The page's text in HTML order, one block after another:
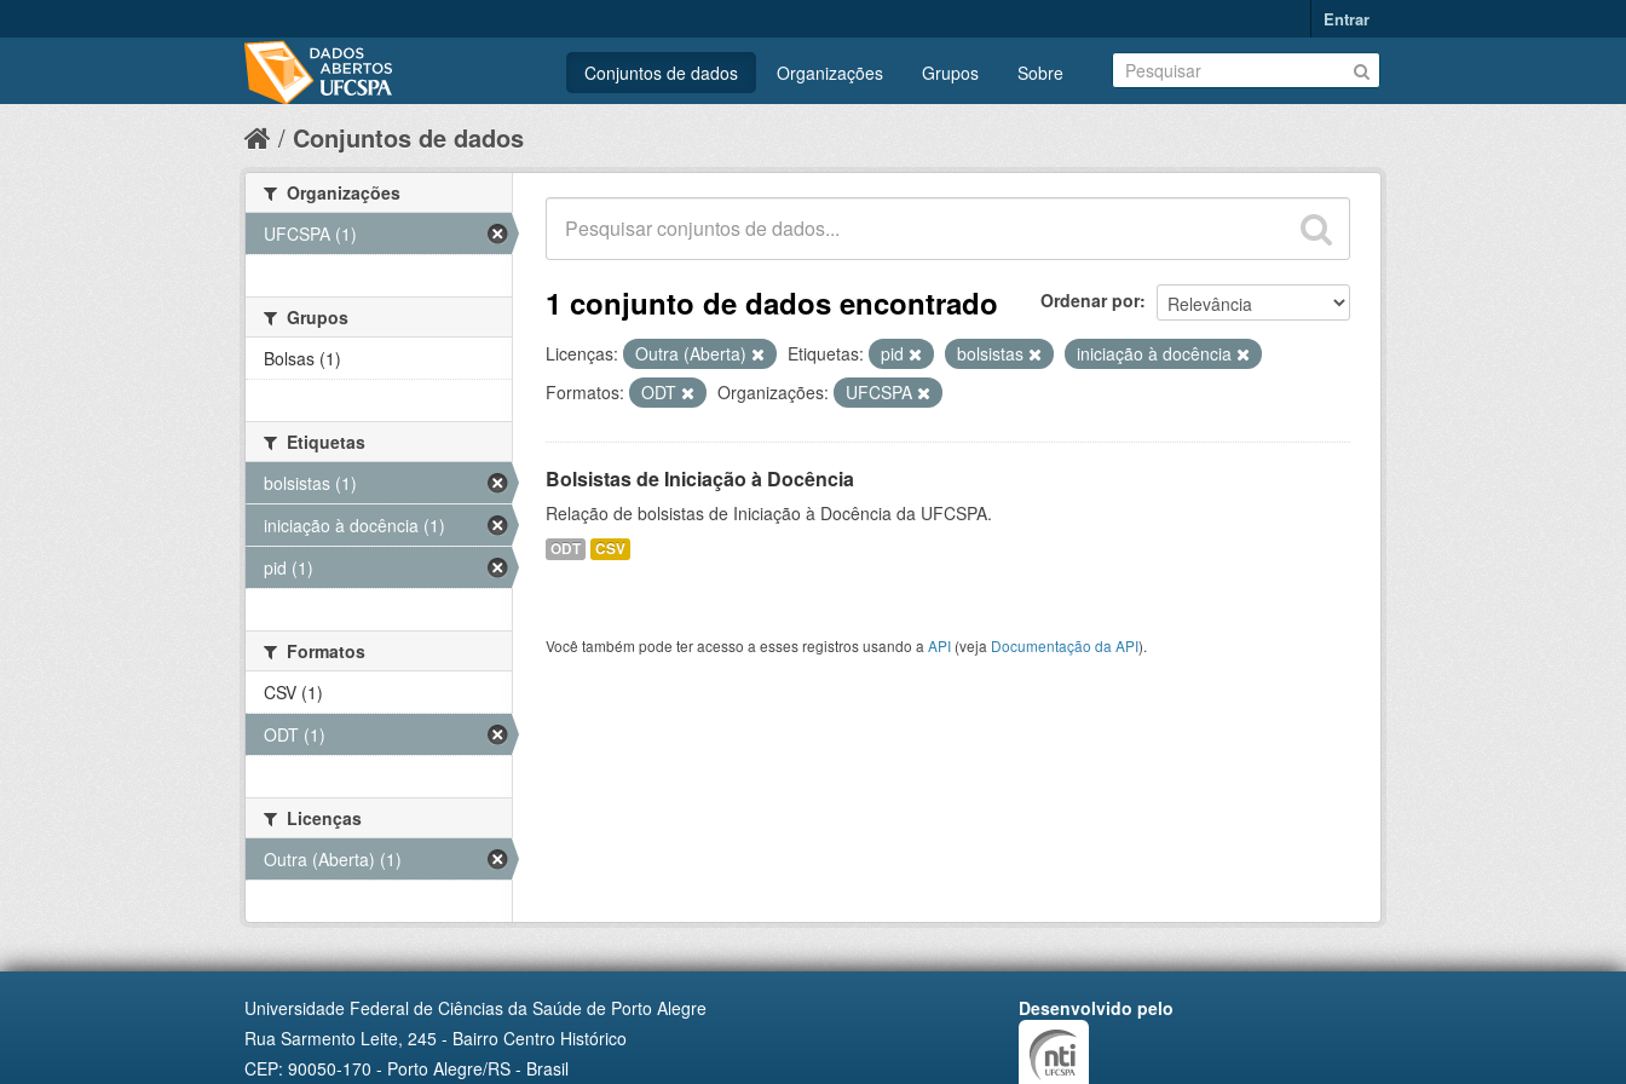
Entrar
Conjuntos de dados Organizações Grupos Sobre
Conjuntos de dados
Ordenar por
1 conjunto de dados encontrado
Licenças: Outra (Aberta) Etiquetas: pid bolsistas
iniciação à docência
Formatos:
ODT Organizações: UFCSPA
Bolsistas de Iniciação à Docência
Relação de bolsistas de Iniciação à Docência da UFCSPA.
ODT CSV
Você também pode ter acesso a esses registros usando a API (veja Documentação da API).
Organizações
UFCSPA (1)
Grupos
Bolsas (1)
Etiquetas
bolsistas (1)
iniciação à docência (1)
pid (1)
Formatos
CSV (1)
ODT (1)
Licenças
Outra (Aberta) (1)
Universidade Federal de Ciências da Saúde de Porto Alegre
Rua Sarmento Leite, 245 - Bairro Centro Histórico
CEP: 90050-170 - Porto Alegre/RS - Brasil
Desenvolvido pelo